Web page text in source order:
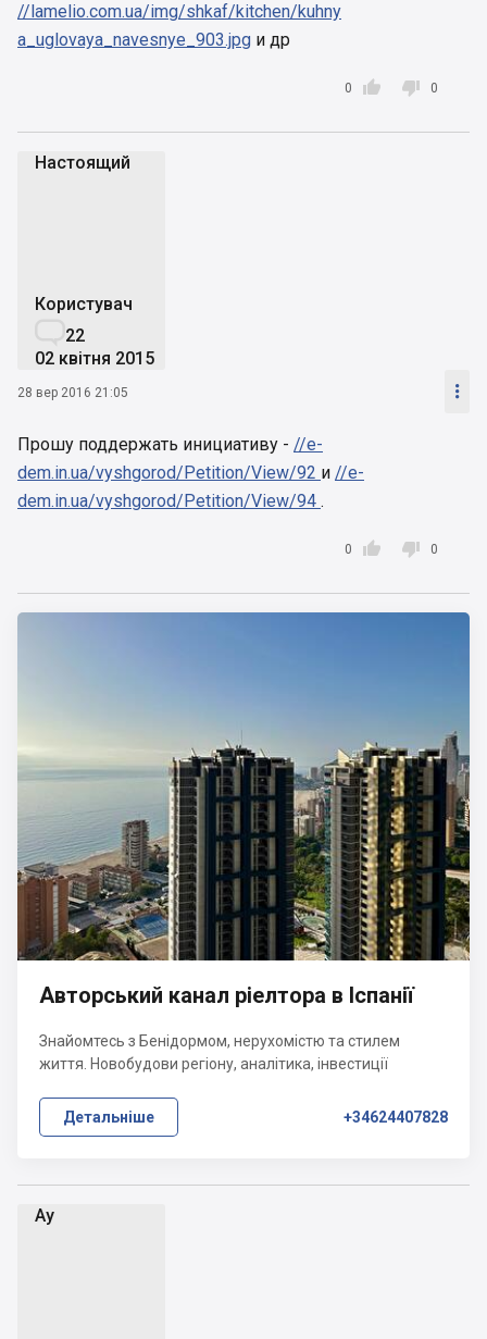
//lamelio.com.ua/img/shkaf/kitchen/kuhny
a_uglovaya_navesnye_903.jpg и др

0  0
Настоящий
Користувач
22
02 квітня 2015
28 вер 2016 21:05 
Прошу поддержать инициативу - //e-
dem.in.ua/vyshgorod/Petition/View/92 и //e-
dem.in.ua/vyshgorod/Petition/View/94 .

0  0
Аy
Авторський канал ріелтора в Іспанії
Знайомтесь з Бенідормом, нерухомістю та стилем
життя. Новобудови регіону, аналітика, інвестиції
Детальніше +34624407828